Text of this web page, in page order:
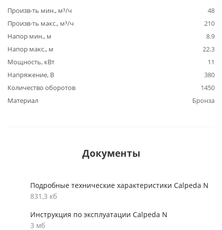
Произв-ть мин., м³/ч
48
Произв-ть макс., м³/ч
210
Напор мин., м
8.9
Напор макс., м
22.3
Мощность, кВт
11
Напряжение, В
380
Количество оборотов
1450
Материал
Бронза
Документы
Подробные технические характеристики Calpeda N
831,3 кб
Инструкция по эксплуатации Calpeda N
3 мб